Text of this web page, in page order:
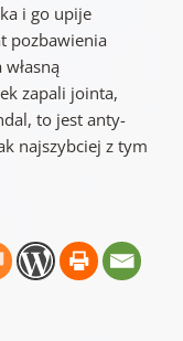
i go upije
pozbawienia
zapali jointa,
to jest anty-
najszybciej z tym